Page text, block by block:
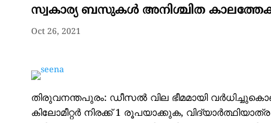
സ്വകാര്യ ബസുകൾ അനിശ്ചിത
Oct 26, 2021
തിരുവനന്തപുരം: ഡീസൽ വില ഭീമമായി
കിലോമീറ്റർ നിരക്ക് 1 രൂപയാക്കുക,